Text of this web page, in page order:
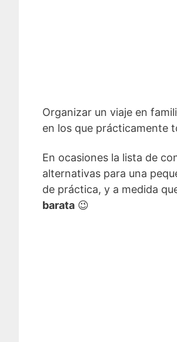
Organizar un viaje en
en los que prácticamente
En ocasiones la lista de
alternativas para una
de práctica, y a medida
barata 😉